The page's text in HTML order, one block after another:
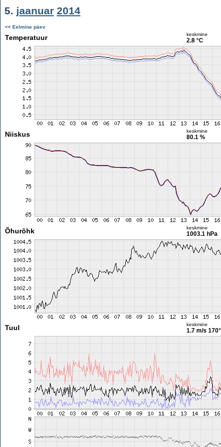
5. jaanuar 2014
<< Eelmine päev
Temperatuur keskmine
2.8 °C
Niiskus keskmine
80.1 %
Õhurõhk keskmine
1003.1 hPa
Tuul keskmine
1.7 m/s 170°